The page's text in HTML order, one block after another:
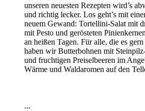
unseren neuesten Rezepten wird’s
und richtig lecker. Los geht’s mit
neuem Gewand: Tortellini-Salat mit
mit Pesto und gerösteten
an heißen Tagen. Für alle, die es
haben wir Butterbohnen mit
und fruchtigen Preiselbeeren im
Wärme und Waldaromen auf den
...